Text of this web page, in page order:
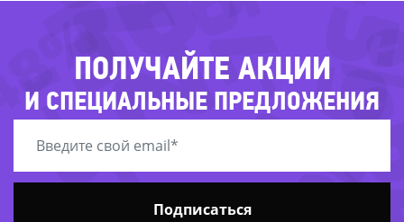
ПОЛУЧАЙТЕ АКЦИИ
И СПЕЦИАЛЬНЫЕ ПРЕДЛОЖЕНИЯ
Подписаться
-82%
-
-